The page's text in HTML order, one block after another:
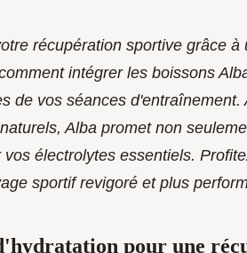
récupération sportive grâce
intégrer les boissons
de vos séances
Alba promet non
vos électrolytes essentiels.
sportif revigoré et plus
pour une